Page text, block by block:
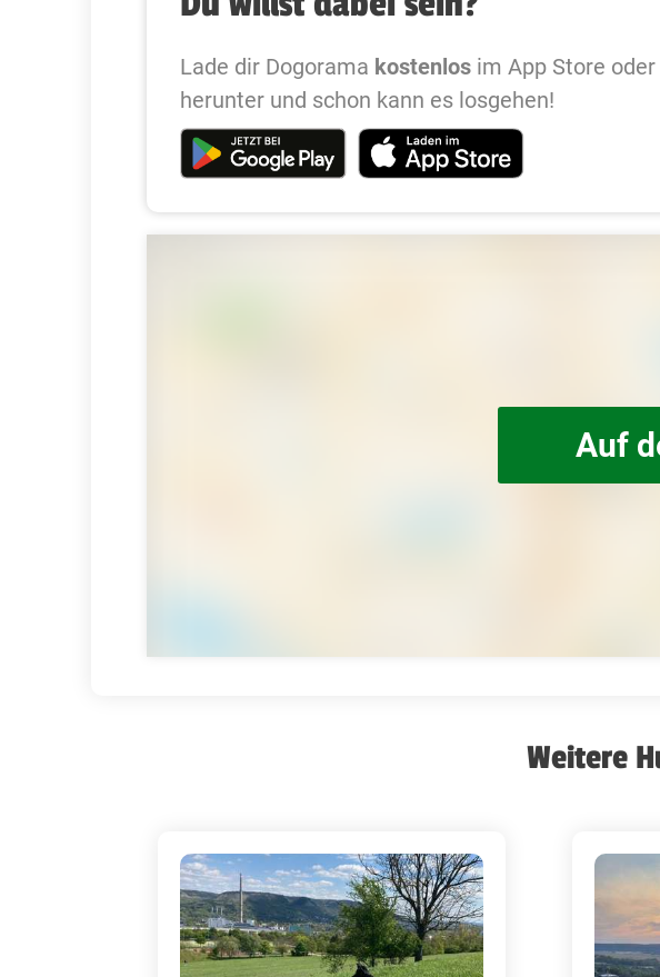
Lade dir Dogorama kostenlos im App Store
herunter und schon kann es losgehen!
Auf
Weitere